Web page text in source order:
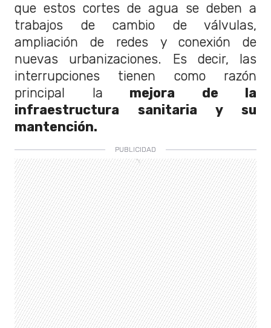
que estos cortes de agua se deben a
trabajos de cambio de válvulas,
ampliación de redes y conexión de
nuevas urbanizaciones. Es decir, las
interrupciones tienen como razón
principal la mejora de la
infraestructura sanitaria y su
mantención.